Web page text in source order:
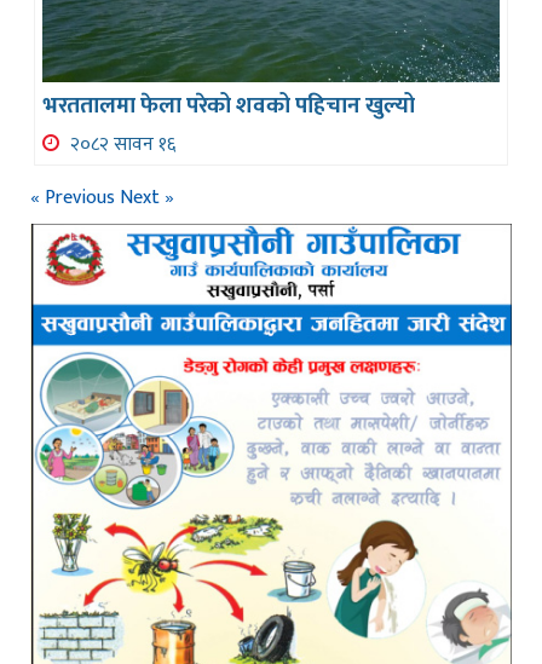
भरततालमा फेला परेको शवको पहिचान खुल्यो
२०८२ सावन १६
« Previous Next »